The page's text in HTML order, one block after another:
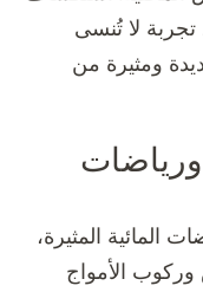
تجربة لا تُنسى
ومثيرة من
ورياضات
المائية المثيرة،
الأمواج